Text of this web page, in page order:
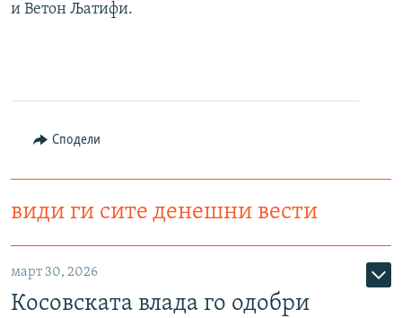
и Ветон Љатифи.
Сподели
види ги сите денешни вести
март 30, 2026
Косовската влада го одобри